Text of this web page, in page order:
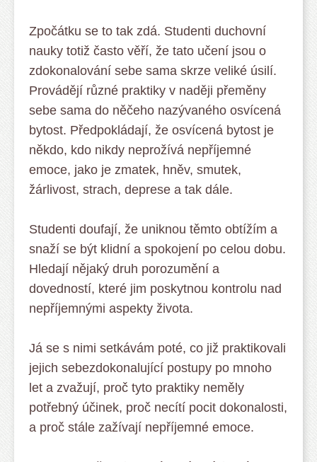
Zpočátku se to tak zdá. Studenti duchovní
nauky totiž často věří, že tato učení jsou o
zdokonalování sebe sama skrze veliké úsilí.
Provádějí různé praktiky v naději přeměny
sebe sama do něčeho nazývaného osvícená
bytost. Předpokládají, že osvícená bytost je
někdo, kdo nikdy neprožívá nepříjemné
emoce, jako je zmatek, hněv, smutek,
žárlivost, strach, deprese a tak dále.
Studenti doufají, že uniknou těmto obtížím a
snaží se být klidní a spokojení po celou dobu.
Hledají nějaký druh porozumění a
dovedností, které jim poskytnou kontrolu nad
nepříjemnými aspekty života.
Já se s nimi setkávám poté, co již praktikovali
jejich sebezdokonalující postupy po mnoho
let a zvažují, proč tyto praktiky neměly
potřebný účinek, proč necítí pocit dokonalosti,
a proč stále zažívají nepříjemné emoce.